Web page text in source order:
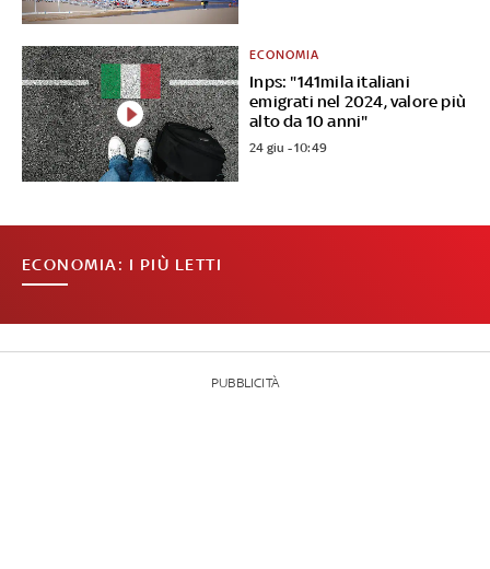
Inps: "141mila italiani
emigrati nel 2024, valore più
alto da 10 anni"
ECONOMIA
24 giu - 10:49
ECONOMIA: I PIÙ LETTI
PUBBLICITÀ